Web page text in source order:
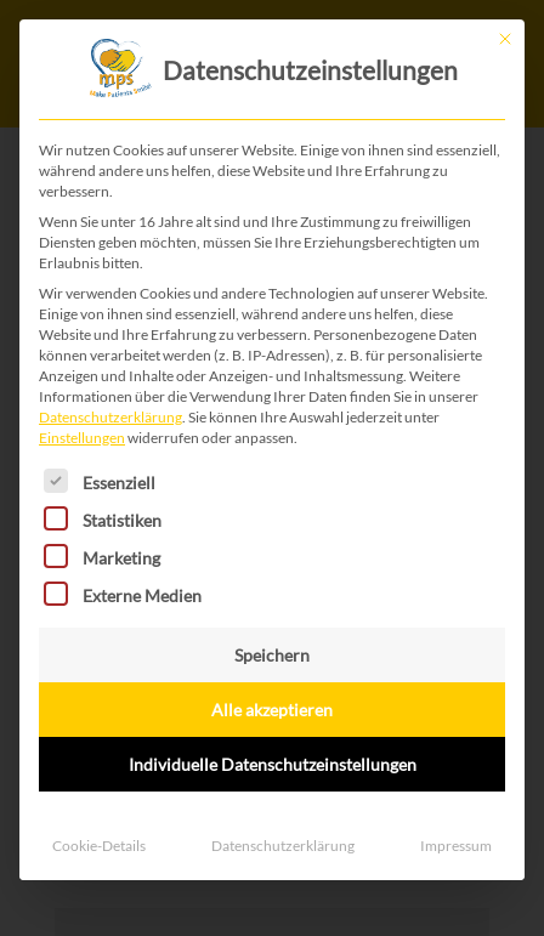
Mit
Datenschutzeinstellungen
Wir nutzen Cookies auf unserer Website. Einige von ihnen sind essenziell,
während andere uns helfen, diese Website und Ihre Erfahrung zu
verbessern.
Wenn Sie unter 16 Jahre alt sind und Ihre Zustimmung zu freiwilligen
Diensten geben möchten, müssen Sie Ihre Erziehungsberechtigten um
Erlaubnis bitten.
Wir verwenden Cookies und andere Technologien auf unserer Website.
Einige von ihnen sind essenziell, während andere uns helfen, diese
Website und Ihre Erfahrung zu verbessern. Personenbezogene Daten
können verarbeitet werden (z. B. IP-Adressen), z. B. für personalisierte
Anzeigen und Inhalte oder Anzeigen- und Inhaltsmessung. Weitere
Informationen über die Verwendung Ihrer Daten finden Sie in unserer
Datenschutzerklärung. Sie können Ihre Auswahl jederzeit unter
Einstellungen widerrufen oder anpassen.
Es folgt eine Liste der Service-Gruppen, für die
Essenziell
Statistiken
Marketing
Externe Medien
Speichern
Alle akzeptieren
Individuelle Datenschutzeinstellungen
Cookie-Details Datenschutzerklärung Impressum